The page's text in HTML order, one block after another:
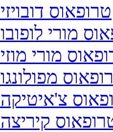
טרופאוס דובויזי
מורי לופובו
מורי מוזי
מפולונגו
צ'איטיקה
קיריצה